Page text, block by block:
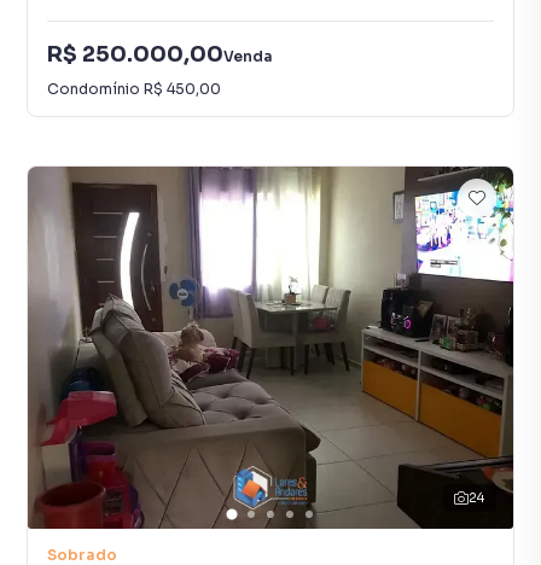
R$ 250.000,00Venda
Condomínio R$ 450,00
24
Sobrado